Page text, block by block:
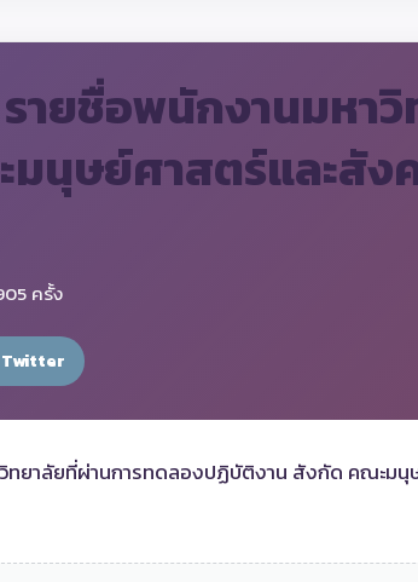
รายชื่อพนักงานมห
นุษย์ศาสตร์และสัง
ครั้ง
Twitter
วิทยาลัยที่ผ่านการทดลองปฏิบัติงาน สังกัด คณะ